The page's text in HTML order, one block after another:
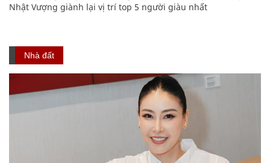
Nhật Vượng giành lại vị trí top 5 người giàu nhất
Nhà đất